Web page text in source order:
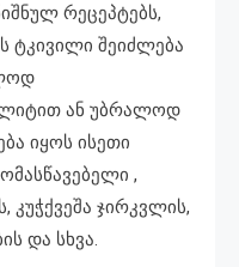
რეცეპტებს,
ტკივილი შეიძლება
ან უბრალოდ
იყოს ისეთი
,
ჯირკვლის,
და სხვა.